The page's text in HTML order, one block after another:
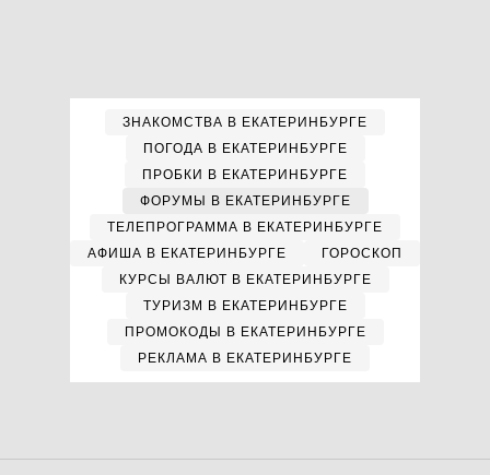
ЗНАКОМСТВА В ЕКАТЕРИНБУРГЕ
ПОГОДА В ЕКАТЕРИНБУРГЕ
ПРОБКИ В ЕКАТЕРИНБУРГЕ
ФОРУМЫ В ЕКАТЕРИНБУРГЕ
ТЕЛЕПРОГРАММА В ЕКАТЕРИНБУРГЕ
АФИША В ЕКАТЕРИНБУРГЕ
ГОРОСКОП
КУРСЫ ВАЛЮТ В ЕКАТЕРИНБУРГЕ
ТУРИЗМ В ЕКАТЕРИНБУРГЕ
ПРОМОКОДЫ В ЕКАТЕРИНБУРГЕ
РЕКЛАМА В ЕКАТЕРИНБУРГЕ